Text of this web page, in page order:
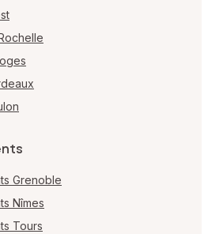
Grenoble
Nîmes
Tours